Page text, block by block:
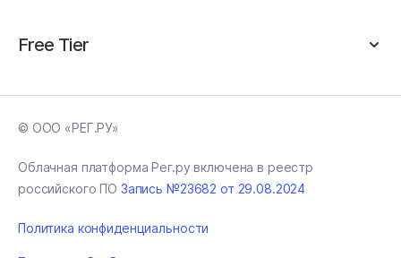
Free Tier
© ООО «РЕГ.РУ»
Облачная платформа Рег.ру включена в реестр
российского ПО Запись №23682 от 29.08.2024
Политика конфиденциальности